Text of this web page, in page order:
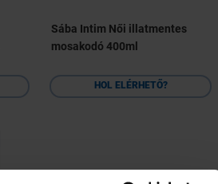
Sába Intim Női illatmentes
mosakodó 400ml
HOL ELÉRHETŐ?